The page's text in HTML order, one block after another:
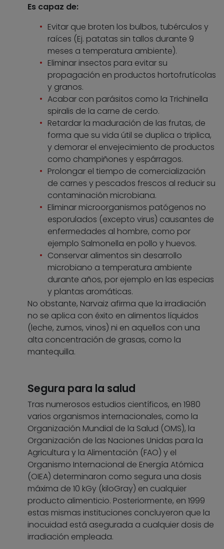
Es capaz de:
Evitar que broten los bulbos, tubérculos y
raíces (Ej. patatas sin tallos durante 9
meses a temperatura ambiente).
Eliminar insectos para evitar su
propagación en productos hortofrutícolas
y granos.
Acabar con parásitos como la Trichinella
spiralis de la carne de cerdo.
Retardar la maduración de las frutas, de
forma que su vida útil se duplica o triplica,
y demorar el envejecimiento de productos
como champiñones y espárragos.
Prolongar el tiempo de comercialización
de carnes y pescados frescos al reducir su
contaminación microbiana.
Eliminar microorganismos patógenos no
esporulados (excepto virus) causantes de
enfermedades al hombre, como por
ejemplo Salmonella en pollo y huevos.
Conservar alimentos sin desarrollo
microbiano a temperatura ambiente
durante años, por ejemplo en las especias
y plantas aromáticas.
No obstante, Narvaiz afirma que la irradiación
no se aplica con éxito en alimentos líquidos
(leche, zumos, vinos) ni en aquellos con una
alta concentración de grasas, como la
mantequilla.
Segura para la salud
Tras numerosos estudios científicos, en 1980
varios organismos internacionales, como la
Organización Mundial de la Salud (OMS), la
Organización de las Naciones Unidas para la
Agricultura y la Alimentación (FAO) y el
Organismo Internacional de Energía Atómica
(OIEA) determinaron como segura una dosis
máxima de 10 kGy (kiloGray) en cualquier
producto alimenticio. Posteriormente, en 1999
estas mismas instituciones concluyeron que la
inocuidad está asegurada a cualquier dosis de
irradiación empleada.